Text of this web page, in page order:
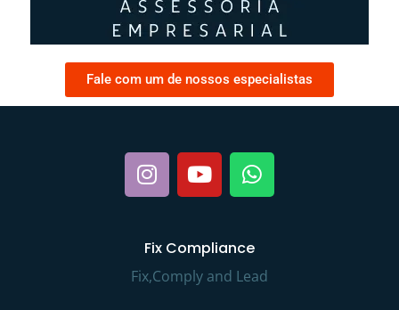
Fale com um de nossos especialistas
Fix Compliance
Fix,Comply and Lead